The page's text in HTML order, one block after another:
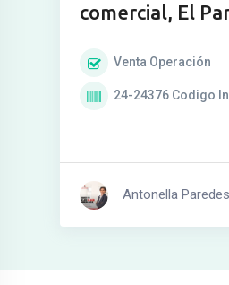
comercial, El
Venta Operación
24-24376 Codigo
Antonella Paredes